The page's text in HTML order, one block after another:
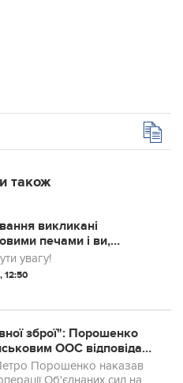
також
викликані
печами і ви,
увагу!
12:50
зброї": Порошенко
ООС відповідати
Порошенко наказав
Об'єднаних сил на